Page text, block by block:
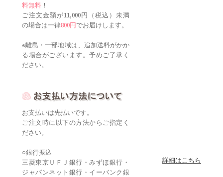
料無料 ！
ご注文金額が11,000円（税込）未満
の場合は一律800円でお届けします。
※離島・一部地域は、追加送料がかか
る場合がございます。予めご了承く
ださい。
お支払いは先払いです。
ご注文時に以下の方法からご指定く
ださい。
○銀行振込
三菱東京ＵＦＪ銀行・みずほ銀行・
ジャパンネット銀行・イーバンク銀
詳細はこちら